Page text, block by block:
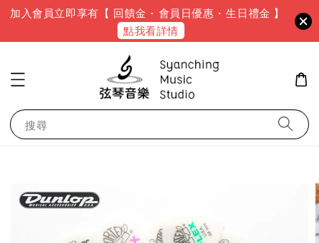
加入會員立即享有【 回饋金 · 會員日優惠 · 生日禮金 】
點我看詳情
搜尋